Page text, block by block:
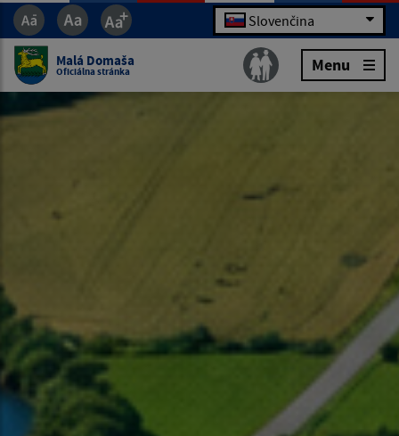
Slovenčina
Malá Domaša
Oficiálna stránka Menu